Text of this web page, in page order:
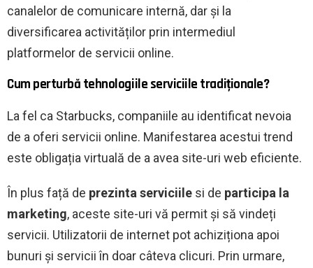
canalelor de comunicare internă, dar și la
diversificarea activităților prin intermediul
platformelor de servicii online.
Cum perturbă tehnologiile serviciile tradiționale?
La fel ca Starbucks, companiile au identificat nevoia
de a oferi servicii online. Manifestarea acestui trend
este obligația virtuală de a avea site-uri web eficiente.
În plus față de prezinta serviciile si de participa la
marketing, aceste site-uri vă permit și să vindeți
servicii. Utilizatorii de internet pot achiziționa apoi
bunuri și servicii în doar câteva clicuri. Prin urmare,